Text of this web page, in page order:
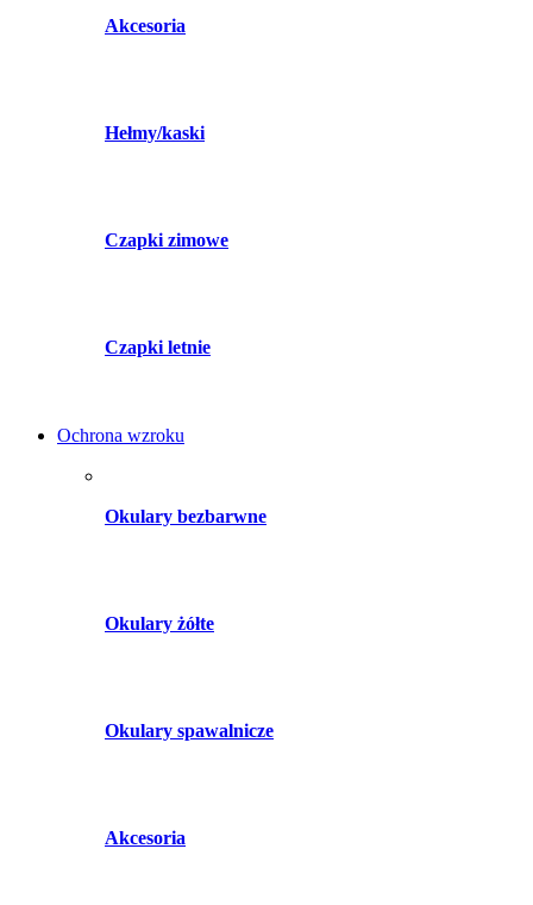
Akcesoria
Hełmy/kaski
Czapki zimowe
Czapki letnie
Ochrona wzroku
Okulary bezbarwne
Okulary żółte
Okulary spawalnicze
Akcesoria